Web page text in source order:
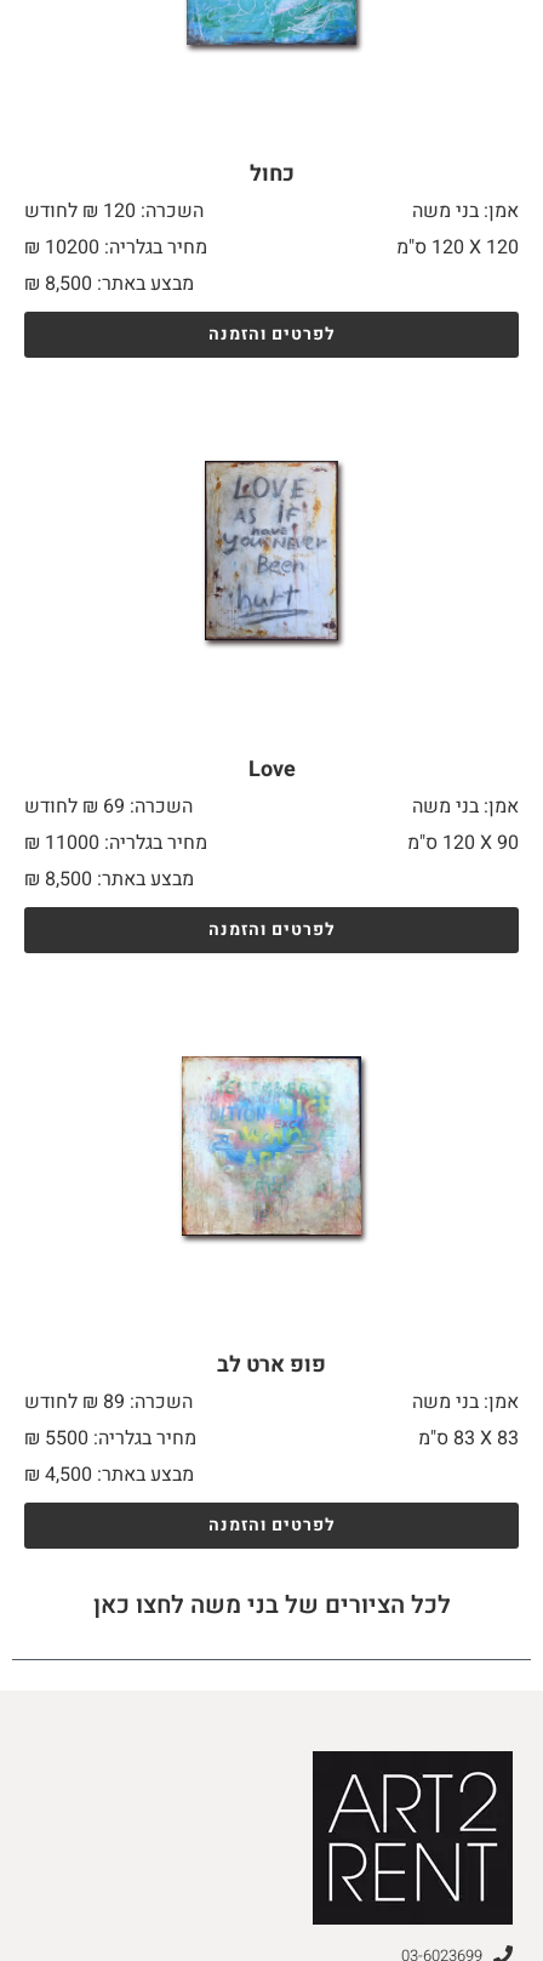
כחול
אמן: בני משה
השכרה: 120 ₪ לחודש
120 X
מחיר בגלריה: 10200 ₪
מבצע באתר:
₪ 8,500
לפרטים והזמנה
Love
אמן: בני משה
השכרה: 69 ₪ לחודש
90 X
מחיר בגלריה: 11000 ₪
מבצע באתר:
₪ 8,500
לפרטים והזמנה
פופ ארט לב
אמן: בני משה
השכרה: 89 ₪ לחודש
83 X
מחיר בגלריה: 5500 ₪
מבצע באתר:
₪ 4,500
לפרטים והזמנה
לכל הציורים של בני משה לחצו כאן
03-6023699